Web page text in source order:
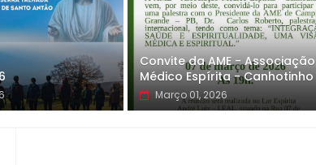
Convite da AME - Associação
Médico Espírita - Canhotinho
Março 01, 2026